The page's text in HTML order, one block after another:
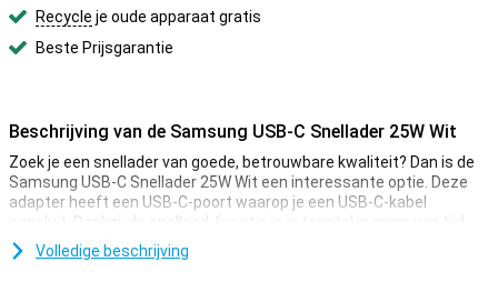
Recycle je oude apparaat gratis
Beste Prijsgarantie
Beschrijving van de Samsung USB-C Snellader 25W Wit
Zoek je een snellader van goede, betrouwbare kwaliteit? Dan is de
Samsung USB-C Snellader 25W Wit een interessante optie. Deze
adapter heeft een USB-C-poort waarop je een USB-C-kabel
aansluit. Dankzij de snellaad-functie is je toestel in mum van tijd
opgeladen.
Volledige beschrijving